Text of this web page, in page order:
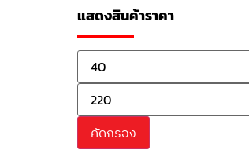
แสดงสินค้าราคา
คัดกรอง